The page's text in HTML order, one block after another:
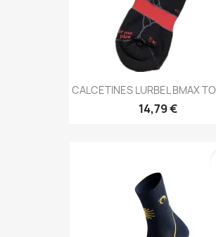
CALCETINES LURBEL BMAX
14,79 €